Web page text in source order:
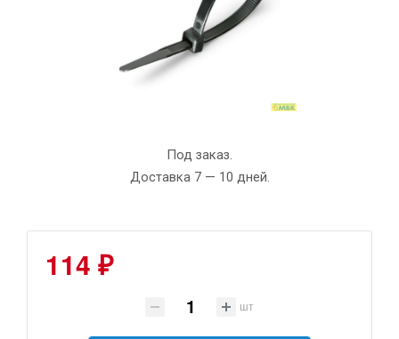
Под заказ.
Доставка 7 — 10 дней.
114 ₽
шт